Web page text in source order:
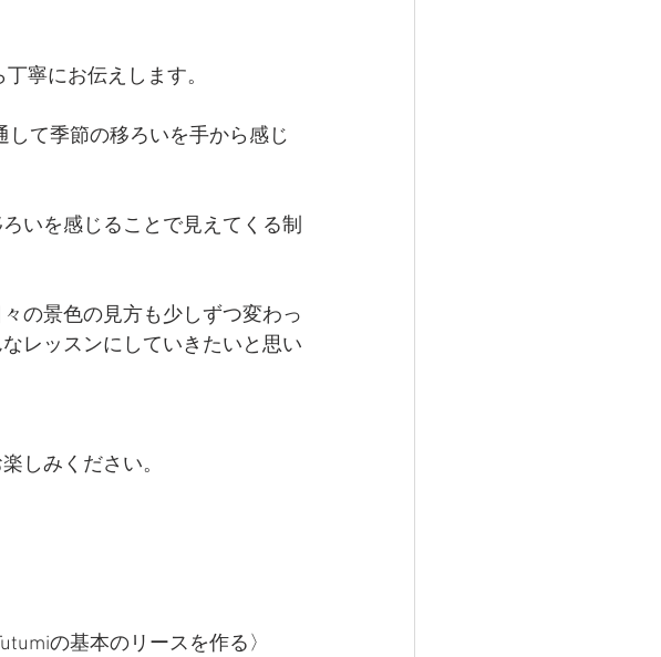
寧にお伝えします。
して季節の移ろいを手から感じ
いを感じることで見えてくる制
の景色の見方も少しずつ変わっ
レッスンにしていきたいと思い
しみください。
の基本のリースを作る〉